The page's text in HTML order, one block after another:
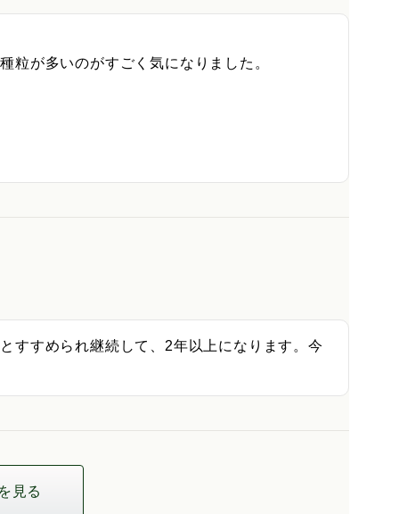
粒が多いのがすごく気になりました。
すすめられ継続して、2年以上になります。今
見る